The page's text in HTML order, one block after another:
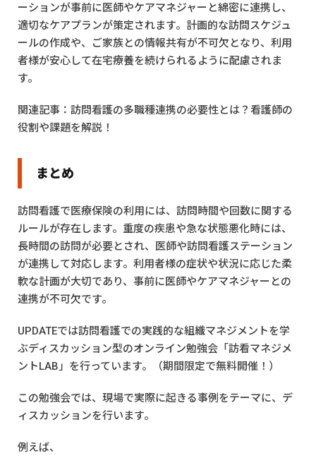
ーションが事前に医師やケアマネジャーと綿密に連携し、
適切なケアプランが策定されます。計画的な訪問スケジュ
ールの作成や、ご家族との情報共有が不可欠となり、利用
者様が安心して在宅療養を続けられるように配慮されま
す。
関連記事： 訪問看護の多職種連携の必要性とは？看護師の
役割や課題を解説！
まとめ
訪問看護で医療保険の利用には、訪問時間や回数に関する
ルールが存在します。重度の疾患や急な状態悪化時には、
長時間の訪問が必要とされ、医師や訪問看護ステーション
が連携して対応します。利用者様の症状や状況に応じた柔
軟な計画が大切であり、事前に医師やケアマネジャーとの
連携が不可欠です。
UPDATEでは訪問看護での実践的な組織マネジメントを学
ぶディスカッション型のオンライン勉強会「訪看マネジメ
ントLAB」を行っています。（期間限定で無料開催！）
この勉強会では、現場で実際に起きる事例をテーマに、デ
ィスカッションを行います。
例えば、